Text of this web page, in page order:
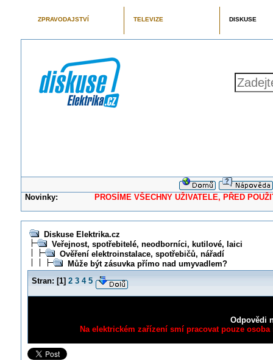
ZPRAVODAJSTVÍ TELEVIZE DISKUSE
Novinky: PROSÍME VŠECHNY UŽIVATELE, PŘED
Diskuse Elektrika.cz
Veřejnost, spotřebitelé, neodborníci, kutilové, laici
Ověření elektroinstalace, spotřebičů, nářadí
Může být zásuvka přímo nad umyvadlem?
Stran: [1] 2 3 4 5
Odpovědi
Na elektrickém zařízení smí pracovat pouze